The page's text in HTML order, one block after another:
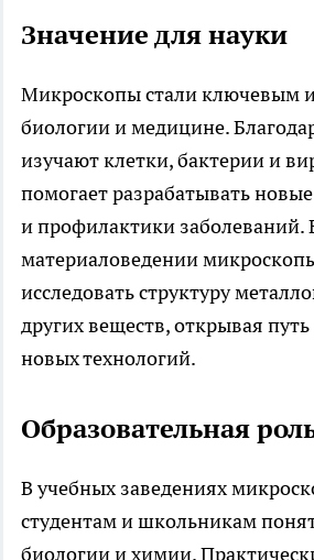
Значение для науки
Микроскопы стали ключевым
биологии и медицине.
изучают клетки, бактерии и
помогает разрабатывать
и профилактики заболеваний.
материаловедении
исследовать структуру
других веществ, открывая
новых технологий.
Образовательная
В учебных заведениях
студентам и школьникам
биологии и химии.